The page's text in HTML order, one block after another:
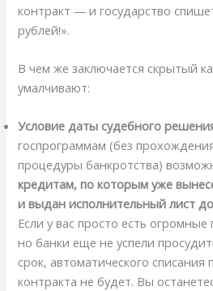
контракт — и государство
рублей!».
В чем же заключается скрытый
умалчивают:
Условие даты судебного
госпрограммам (без
процедуры банкротства)
кредитам, по которым уже
и выдан исполнительный лист
Если у вас просто есть
но банки еще не успели
срок, автоматического списания
контракта не будет. Вы